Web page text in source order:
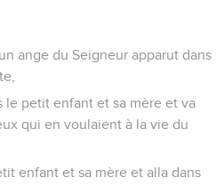
ange du Seigneur apparut dans
le petit enfant et sa mère et va
qui en voulaient à la vie du
enfant et sa mère et alla dans